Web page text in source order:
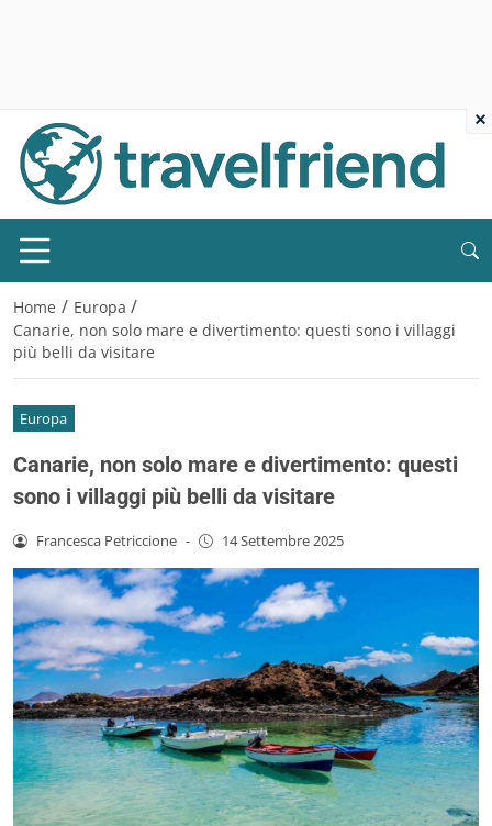
Home / Europa /
Canarie, non solo mare e divertimento: questi sono i villaggi
più belli da visitare
Europa
Canarie, non solo mare e divertimento: questi
sono i villaggi più belli da visitare
Francesca Petriccione - 14 Settembre 2025
×